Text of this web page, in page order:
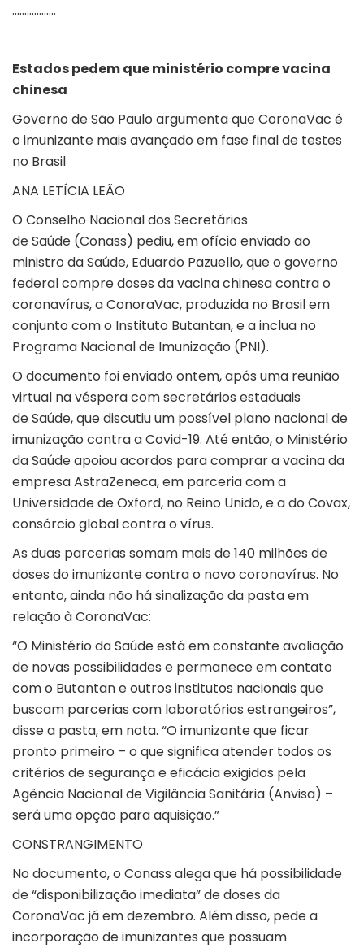
………………
Estados pedem que ministério compre vacina
chinesa
Governo de São Paulo argumenta que CoronaVac é
o imunizante mais avançado em fase final de testes
no Brasil
ANA LETÍCIA LEÃO
O Conselho Nacional dos Secretários
de Saúde (Conass) pediu, em ofício enviado ao
ministro da Saúde, Eduardo Pazuello, que o governo
federal compre doses da vacina chinesa contra o
coronavírus, a ConoraVac, produzida no Brasil em
conjunto com o Instituto Butantan, e a inclua no
Programa Nacional de Imunização (PNI).
O documento foi enviado ontem, após uma reunião
virtual na véspera com secretários estaduais
de Saúde, que discutiu um possível plano nacional de
imunização contra a Covid-19. Até então, o Ministério
da Saúde apoiou acordos para comprar a vacina da
empresa AstraZeneca, em parceria com a
Universidade de Oxford, no Reino Unido, e a do Covax,
consórcio global contra o vírus.
As duas parcerias somam mais de 140 milhões de
doses do imunizante contra o novo coronavírus. No
entanto, ainda não há sinalização da pasta em
relação à CoronaVac:
“O Ministério da Saúde está em constante avaliação
de novas possibilidades e permanece em contato
com o Butantan e outros institutos nacionais que
buscam parcerias com laboratórios estrangeiros”,
disse a pasta, em nota. “O imunizante que ficar
pronto primeiro – o que significa atender todos os
critérios de segurança e eficácia exigidos pela
Agência Nacional de Vigilância Sanitária (Anvisa) –
será uma opção para aquisição.”
CONSTRANGIMENTO
No documento, o Conass alega que há possibilidade
de “disponibilização imediata” de doses da
CoronaVac já em dezembro. Além disso, pede a
incorporação de imunizantes que possuam